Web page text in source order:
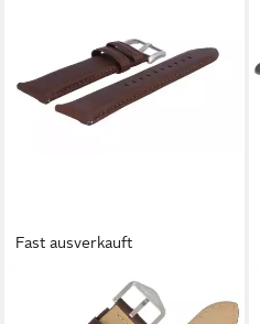
Fast ausverkauft
Uhrenarmband 22mm Leder